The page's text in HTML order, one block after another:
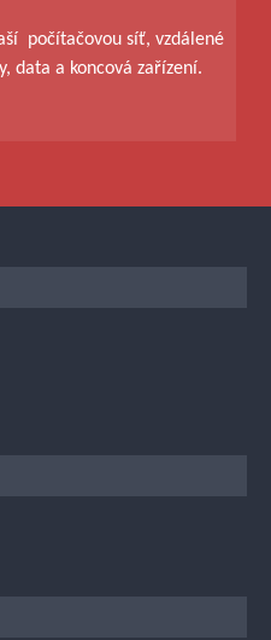
počítačovou síť, vzdálené
data a koncová zařízení.